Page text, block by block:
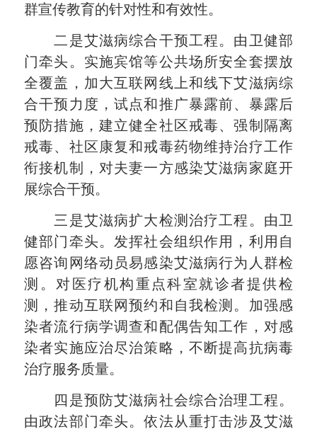
群宣传教育的针对性和有效性。
二是艾滋病综合干预工程。由卫健部
门牵头。实施宾馆等公共场所安全套摆放
全覆盖，加大互联网线上和线下艾滋病综
合干预力度，试点和推广暴露前、暴露后
预防措施，建立健全社区戒毒、强制隔离
戒毒、社区康复和戒毒药物维持治疗工作
衔接机制，对夫妻一方感染艾滋病家庭开
展综合干预。
三是艾滋病扩大检测治疗工程。由卫
健部门牵头。发挥社会组织作用，利用自
愿咨询网络动员易感染艾滋病行为人群检
测。对医疗机构重点科室就诊者提供检
测，推动互联网预约和自我检测。加强感
染者流行病学调查和配偶告知工作，对感
染者实施应治尽治策略，不断提高抗病毒
治疗服务质量。
四是预防艾滋病社会综合治理工程。
由政法部门牵头。依法从重打击涉及艾滋